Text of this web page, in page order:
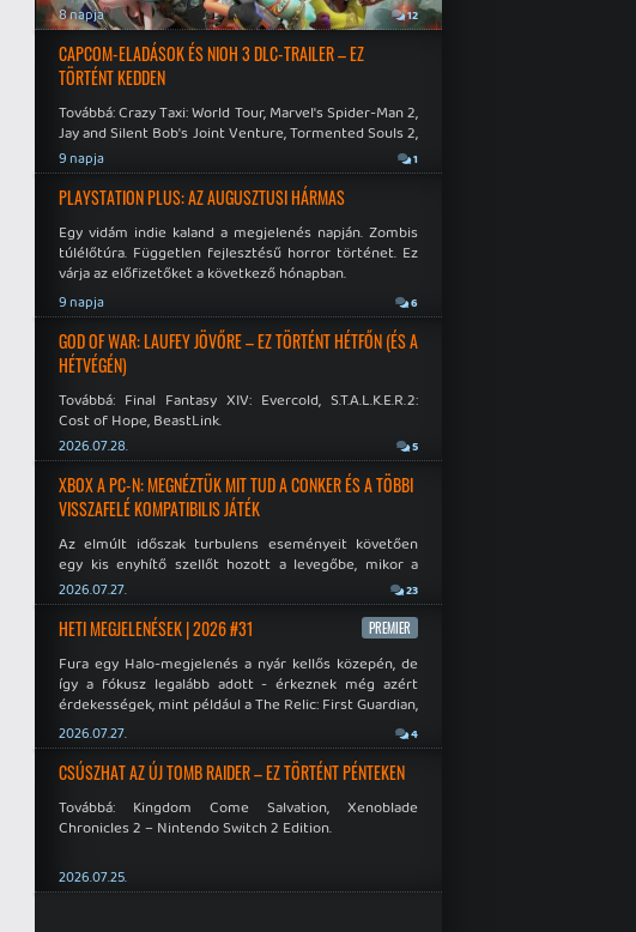
8 napja 12
CAPCOM-ELADÁSOK ÉS NIOH 3 DLC-TRAILER – EZ
TÖRTÉNT KEDDEN
Továbbá: Crazy Taxi: World Tour, Marvel's Spider-Man 2,
Jay and Silent Bob's Joint Venture, Tormented Souls 2,
No More Room in Hell, Slain 2: The Beast Within.
9 napja 1
PLAYSTATION PLUS: AZ AUGUSZTUSI HÁRMAS
Egy vidám indie kaland a megjelenés napján. Zombis
túlélőtúra. Független fejlesztésű horror történet. Ez
várja az előfizetőket a következő hónapban.
9 napja 6
GOD OF WAR: LAUFEY JÖVŐRE – EZ TÖRTÉNT HÉTFŐN (ÉS A
HÉTVÉGÉN)
Továbbá: Final Fantasy XIV: Evercold, S.T.A.L.K.E.R.2:
Cost of Hope, BeastLink.
2026.07.28. 5
XBOX A PC-N: MEGNÉZTÜK MIT TUD A CONKER ÉS A TÖBBI
VISSZAFELÉ KOMPATIBILIS JÁTÉK
Az elmúlt időszak turbulens eseményeit követően
egy kis enyhítő szellőt hozott a levegőbe, mikor a
Microsoft bejelentette, hogy PC-re is kiterjesztik az
Xbox Original visszafelé kompatibilitást. Lássuk,
meddig jutottak...
2026.07.27. 23
HETI MEGJELENÉSEK | 2026 #31 PREMIER
Fura egy Halo-megjelenés a nyár kellős közepén, de
így a fókusz legalább adott - érkeznek még azért
érdekességek, mint például a The Relic: First Guardian,
a Xenoblade Chronicles 2 és a Dispatch új átiratai vagy
éppen a Mistfall Hunter
2026.07.27. 4
CSÚSZHAT AZ ÚJ TOMB RAIDER – EZ TÖRTÉNT PÉNTEKEN
Továbbá: Kingdom Come Salvation, Xenoblade
Chronicles 2 – Nintendo Switch 2 Edition.
2026.07.25.